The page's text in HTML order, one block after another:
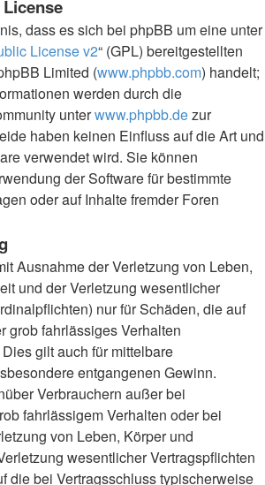
dass es sich bei phpBB um eine unter
License v2“ (GPL) bereitgestellten
Limited (www.phpbb.com) handelt;
werden durch die
unterwww.phpbb.dezur
haben keinen Einfluss auf die Art und
verwendet wird. Sie können
der Software für bestimmte
oder auf Inhalte fremder Foren
Ausnahme der Verletzung von Leben,
und der Verletzung wesentlicher
nur für Schäden, die auf
grob fahrlässiges Verhalten
gilt auch für mittelbare
entgangenen Gewinn.
Verbrauchern außer bei
fahrlässigem Verhalten oder bei
von Leben, Körper und
wesentlicher Vertragspflichten
die bei Vertragsschluss typischerweise